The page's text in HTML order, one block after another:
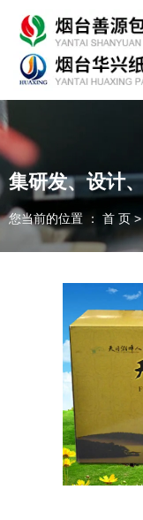
随时为客户提供
一件起订、源头
全国咨询热线：
135-7354-8183
152-7557-0890
集研发、设计
您当前的位置 ： 首 页 >